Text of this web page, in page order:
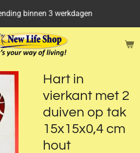
binnen 3 werkdagen
Hart in
vierkant met 2
duiven op tak
15x15x0,4 cm
hout